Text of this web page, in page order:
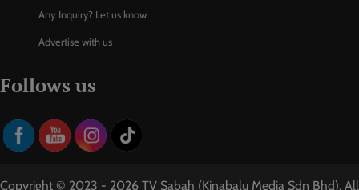
Any Inquiry? Let us know
Advertise with us
Follows us
Copyright © 2023 - 2026 TV Sabah (Kinabalu Media Sdn Bhd). All